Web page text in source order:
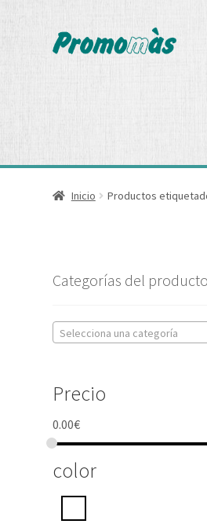
Inicio Productos
Categorías del producto
Selecciona una categoría
Precio
0.00€
color